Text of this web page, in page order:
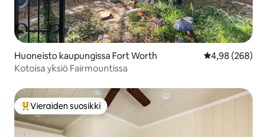
Huoneisto kaupungissa Fort Worth
4,98 (268)
Kotoisa yksiö Fairmountissa
Vieraiden suosikkien parhaimmistoa
Vieraiden suosikki